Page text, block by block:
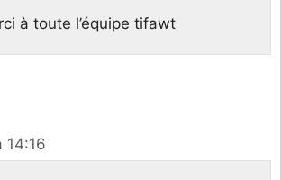
à toute l’équipe tifawt
14:16